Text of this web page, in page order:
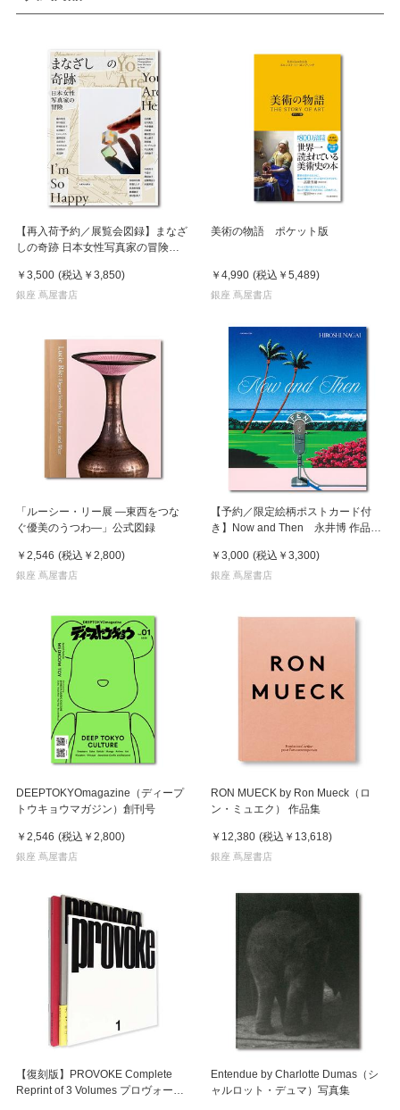
【再入荷予約／展覧会図録】まなざ
しの奇跡 日本女性写真家の冒険
￥3,500 (税込 ￥3,850)
銀座 蔦屋書店
美術の物語 ポケット版
￥4,990 (税込 ￥5,489)
銀座 蔦屋書店
「ルーシー・リー展 ―東西をつな
ぐ優美のうつわ―」公式図録
￥2,546 (税込 ￥2,800)
銀座 蔦屋書店
【予約／限定絵柄ポストカード付
き】Now and Then 永井博 作品
￥3,000 (税込 ￥3,300)
銀座 蔦屋書店
DEEPTOKYOmagazine（ディープ
トウキョウマガジン）創刊号
￥2,546 (税込 ￥2,800)
銀座 蔦屋書店
RON MUECK by Ron Mueck（ロ
ン・ミュエク） 作品集
￥12,380 (税込 ￥13,618)
銀座 蔦屋書店
【復刻版】PROVOKE Complete
Reprint of 3 Volumes プロヴォーク
Entendue by Charlotte Dumas（シ
ャルロット・デュマ）写真集